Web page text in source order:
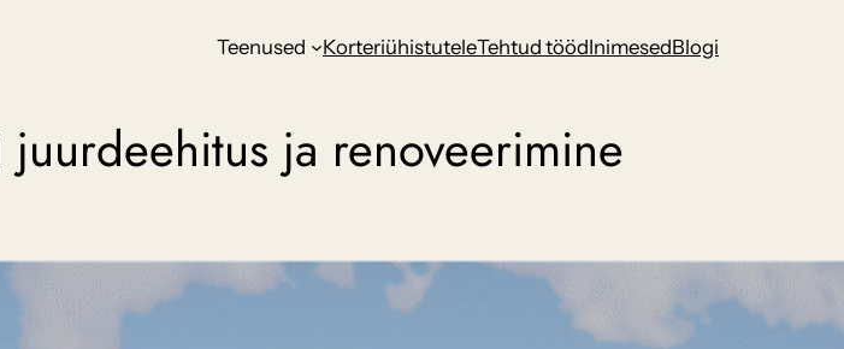
Teenused KorteriühistuteleTehtud töödInimesedBlogi
ja renoveerimine